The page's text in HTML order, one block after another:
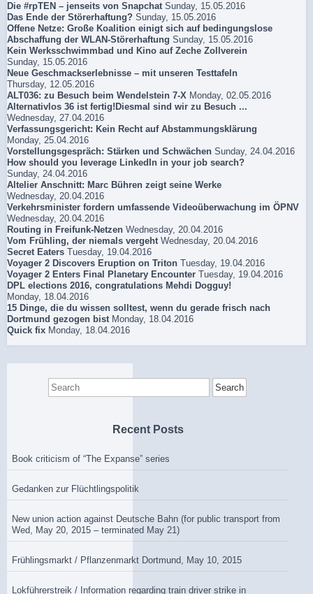
Die #rpTEN – jenseits von Snapchat Sunday, 15.05.2016
Das Ende der Störerhaftung? Sunday, 15.05.2016
Offene Netze: Große Koalition einigt sich auf bedingungslose
Abschaffung der WLAN-Störerhaftung Sunday, 15.05.2016
Kein Werksschwimmbad und Kino auf Zeche Zollverein
Sunday, 15.05.2016
Neue Geschmackserlebnisse – mit unseren Testtafeln
Thursday, 12.05.2016
ALT036: zu Besuch beim Wendelstein 7-X Monday, 02.05.2016
Alternativlos 36 ist fertig!Diesmal sind wir zu Besuch ...
Wednesday, 27.04.2016
Verfassungsgericht: Kein Recht auf Abstammungsklärung
Monday, 25.04.2016
Vorstellungsgespräch: Stärken und Schwächen Sunday, 24.04.2016
How should you leverage LinkedIn in your job search?
Sunday, 24.04.2016
Altelier Anschnitt: Marc Bühren zeigt seine Werke
Wednesday, 20.04.2016
Verkehrsminister fordern umfassende Videoüberwachung im ÖPNV
Wednesday, 20.04.2016
Routing in Freifunk-Netzen Wednesday, 20.04.2016
Vom Frühling, der niemals vergeht Wednesday, 20.04.2016
Secret Eaters Tuesday, 19.04.2016
Voyager 2 Discovers Eruption on Triton Tuesday, 19.04.2016
Voyager 2 Enters Final Planetary Encounter Tuesday, 19.04.2016
DPL elections 2016, congratulations Mehdi Dogguy!
Monday, 18.04.2016
15 Dinge, die du wissen solltest, wenn du gerade frisch nach
Dortmund gezogen bist Monday, 18.04.2016
Quick fix Monday, 18.04.2016
Search
for:
Recent Posts
Book criticism of “The Expanse” series
Gedanken zur Flüchtlingspolitik
New union action against Deutsche Bahn (for public transport from
Wed, May 20, 2015 – terminated May 21)
Frühlingsmarkt / Pflanzenmarkt Dortmund, May 10, 2015
Lokführerstreik / Information regarding train driver strike in